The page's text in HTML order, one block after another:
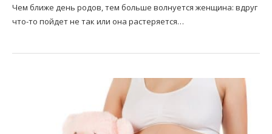
Чем ближе день родов, тем больше волнуется женщина: вдруг
что-то пойдет не так или она растеряется…